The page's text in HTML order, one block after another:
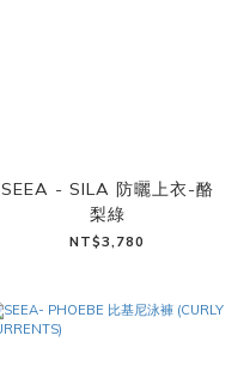
SEEA - SILA 防曬上衣-酪
梨綠
NT$3,780